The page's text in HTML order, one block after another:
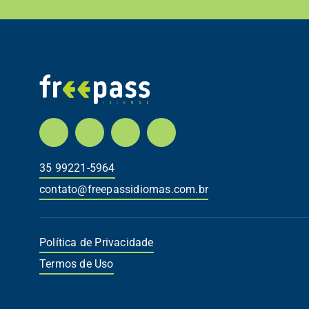
35 99221-5964
contato@freepassidiomas.com.br
Política de Privacidade
Termos de Uso